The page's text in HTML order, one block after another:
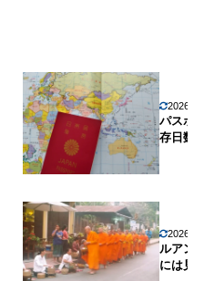
2026年
パスポ
存日数
2026年
ルアン
には見